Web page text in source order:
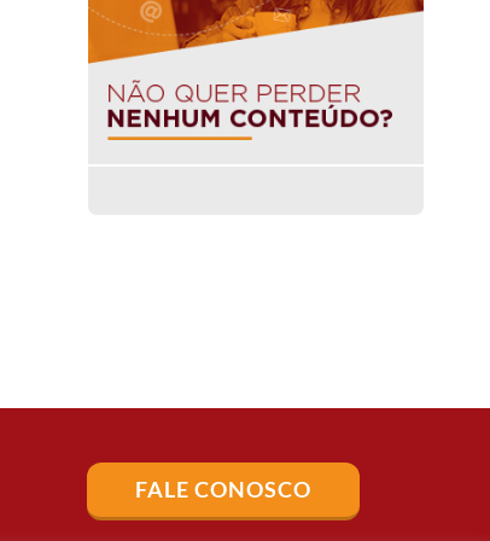
FALE CONOSCO